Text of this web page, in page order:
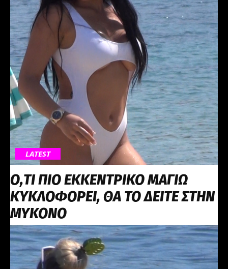
LATEST
Ο,ΤΙ ΠΙΟ ΕΚΚΕΝΤΡΙΚΟ ΜΑΓΙΩ
ΚΥΚΛΟΦΟΡΕΙ, ΘΑ ΤΟ ΔΕΙΤΕ ΣΤΗΝ
ΜΥΚΟΝΟ